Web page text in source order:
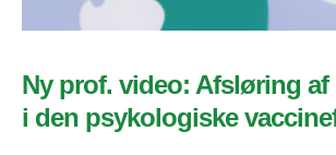
Ny prof. video: Afsløring
i den psykologiske